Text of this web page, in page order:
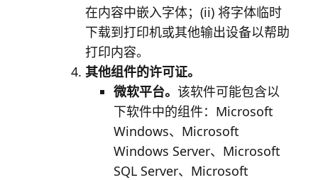
在内容中嵌入字体；(ii) 将字体临时
下载到打印机或其他输出设备以帮助
打印内容。
其他组件的许可证。
微软平台。 该软件可能包含以
下软件中的组件：Microsoft
Windows、Microsoft
Windows Server、Microsoft
SQL Server、Microsoft